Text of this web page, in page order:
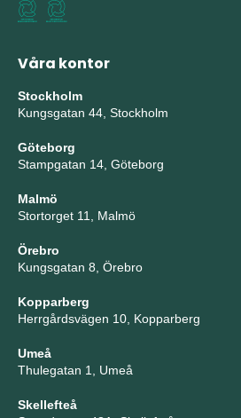
Våra kontor
Stockholm
Kungsgatan 44, Stockholm
Göteborg
Stampgatan 14, Göteborg
Malmö
Stortorget 11, Malmö
Örebro
Kungsgatan 8, Örebro
Kopparberg
Herrgårdsvägen 10, Kopparberg
Umeå
Thulegatan 1, Umeå
Skellefteå